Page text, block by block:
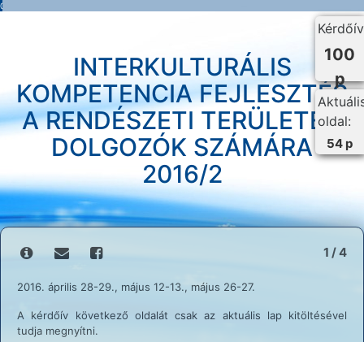
0%
INTERKULTURÁLIS
KOMPETENCIA FEJLESZTÉS
A RENDÉSZETI TERÜLETEN
DOLGOZÓK SZÁMÁRA
2016/2
1 / 4
2016. április 28-29., május 12-13., május 26-27.
A kérdőív következő oldalát csak az aktuális lap kitöltésével
tudja megnyítni.
100
p
oldal:
54 p